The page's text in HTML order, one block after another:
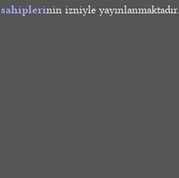
sahiplerinin izniyle yayınlanmaktadır.